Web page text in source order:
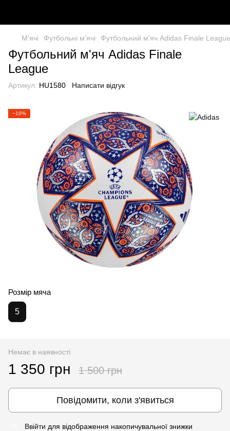
М'ячі Футбольні м'ячі Футбольний м'яч Adidas Finale League
Футбольний м'яч Adidas Finale
League
Артикул: HU1580 Написати відгук
−10%
Розмір мяча
5
Немає в наявності
1 350 грн 1 500 грн
Повідомити, коли з'явиться
Ввійти для відображення накопичувальної знижки